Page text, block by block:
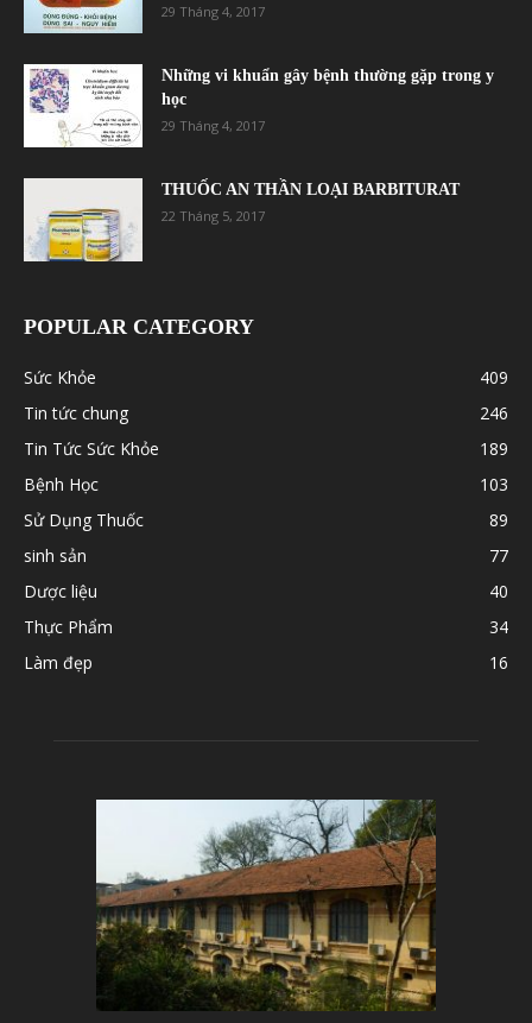
29 Tháng 4, 2017
Những vi khuẩn gây bệnh thường gặp trong y
học
29 Tháng 4, 2017
THUỐC AN THẦN LOẠI BARBITURAT
22 Tháng 5, 2017
POPULAR CATEGORY
Sức Khỏe
409
Tin tức chung
246
Tin Tức Sức Khỏe
189
Bệnh Học
103
Sử Dụng Thuốc
89
sinh sản
77
Dược liệu
40
Thực Phẩm
34
Làm đẹp
16